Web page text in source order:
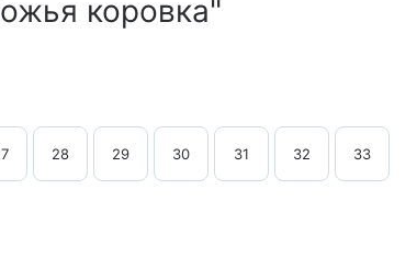
коровка"
28 29 30 31 32 33